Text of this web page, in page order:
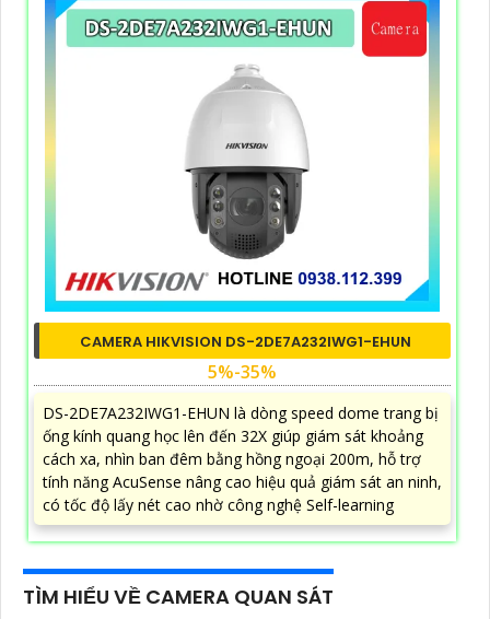
CAMERA HIKVISION DS-2DE7A232IWG1-EHUN
5%-35%
DS-2DE7A232IWG1-EHUN là dòng speed dome trang bị
ống kính quang học lên đến 32X giúp giám sát khoảng
cách xa, nhìn ban đêm bằng hồng ngoại 200m, hỗ trợ
tính năng AcuSense nâng cao hiệu quả giám sát an ninh,
có tốc độ lấy nét cao nhờ công nghệ Self-learning
TÌM HIỂU VỀ CAMERA QUAN SÁT